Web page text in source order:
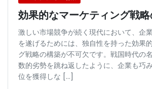
効果的なマーケティング戦
激しい市場競争が続く現代において、企
を遂げるためには、独自性を持った効果
グ戦略の構築が不可欠です。戦国時代の
数的劣勢を跳ね返したように、企業も巧
位を獲得しな […]